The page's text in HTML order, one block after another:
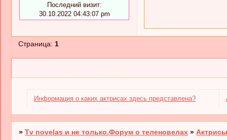
Последний визит:
30.10.2022 04:43:07 pm
Страница: 1
Информация о каких актрисах здесь представлена?
»Tv novelas и не только.Форум о теленовелах »